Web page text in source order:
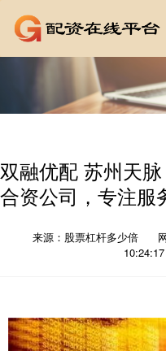
双融优配 苏州天
合资公司，专注服
来源：股票杠杆多少倍
10:24:17